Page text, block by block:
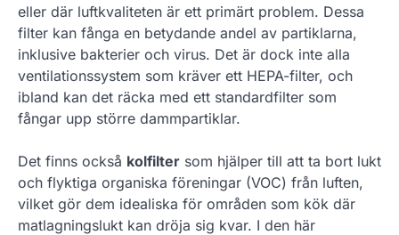
eller där luftkvaliteten är ett primärt problem. Dessa
filter kan fånga en betydande andel av partiklarna,
inklusive bakterier och virus. Det är dock inte alla
ventilationssystem som kräver ett HEPA-filter, och
ibland kan det räcka med ett standardfilter som
fångar upp större dammpartiklar.
Det finns också kolfilter som hjälper till att ta bort lukt
och flyktiga organiska föreningar (VOC) från luften,
vilket gör dem idealiska för områden som kök där
matlagningslukt kan dröja sig kvar. I den här